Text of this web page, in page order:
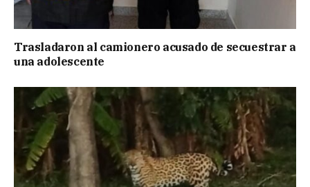
Trasladaron al camionero acusado de secuestrar a
una adolescente